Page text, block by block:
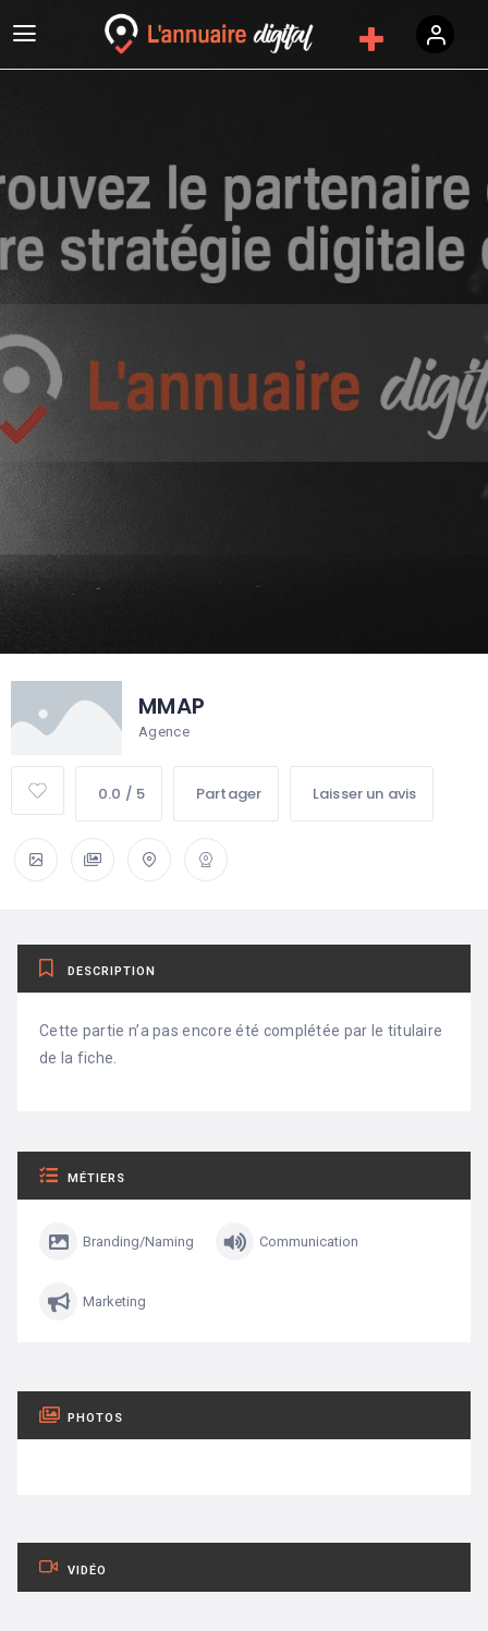
MMAP
Agence
0.0 / 5 Partager Laisser un avis
DESCRIPTION
Cette partie n’a pas encore été complétée par le titulaire
de la fiche.
MÉTIERS
Branding/Naming Communication
Marketing
PHOTOS
VIDÉO